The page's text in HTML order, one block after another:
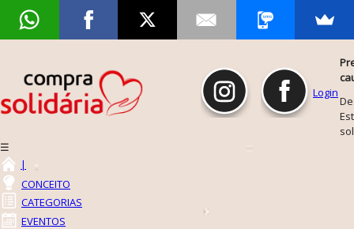
Login
☰
|
CONCEITO
CATEGORIAS
EVENTOS